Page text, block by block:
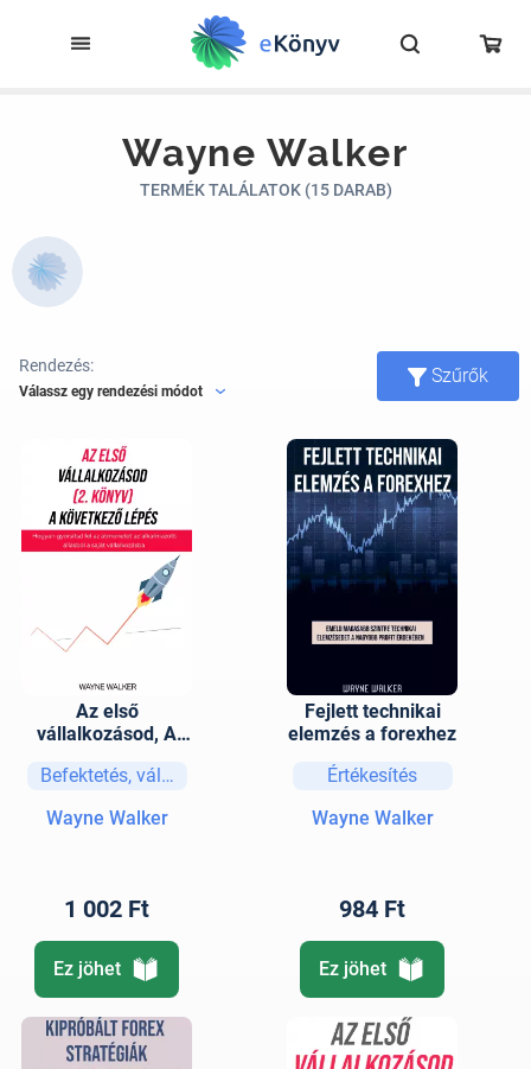
Wayne Walker
TERMÉK TALÁLATOK (15 DARAB)
Rendezés:
Válassz egy rendezési módot
Szűrők
Az első
vállalkozásod, A
Befektetés, vállalkozás
Wayne Walker
1 002 Ft
Ez jöhet
Fejlett technikai
elemzés a forexhez
Értékesítés
Wayne Walker
984 Ft
Ez jöhet